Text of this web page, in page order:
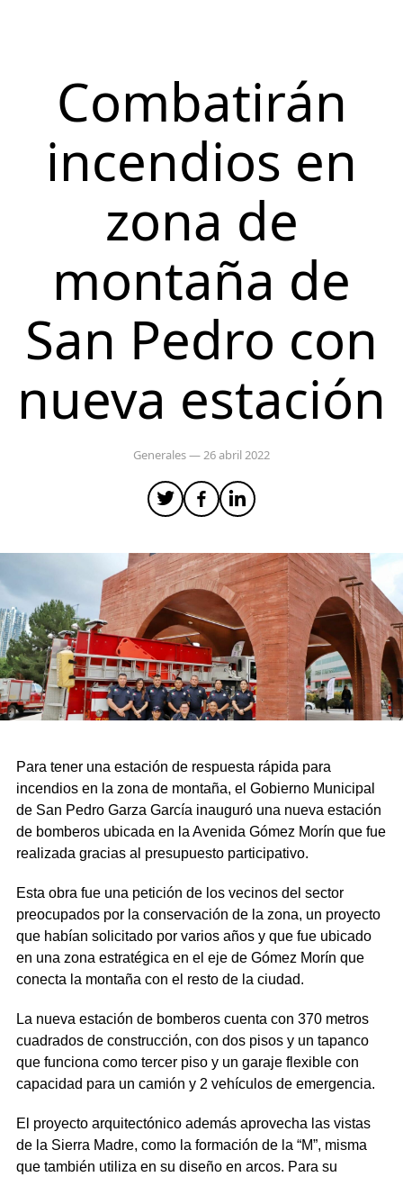
Combatirán
incendios en
zona de
montaña de
San Pedro con
nueva estación
Generales— 26 abril 2022
Para tener una estación de respuesta rápida para
incendios en la zona de montaña, el Gobierno Municipal
de San Pedro Garza García inauguró una nueva estación
de bomberos ubicada en la Avenida Gómez Morín que fue
realizada gracias al presupuesto participativo.
Esta obra fue una petición de los vecinos del sector
preocupados por la conservación de la zona, un proyecto
que habían solicitado por varios años y que fue ubicado
en una zona estratégica en el eje de Gómez Morín que
conecta la montaña con el resto de la ciudad.
La nueva estación de bomberos cuenta con 370 metros
cuadrados de construcción, con dos pisos y un tapanco
que funciona como tercer piso y un garaje flexible con
capacidad para un camión y 2 vehículos de emergencia.
El proyecto arquitectónico además aprovecha las vistas
de la Sierra Madre, como la formación de la “M”, misma
que también utiliza en su diseño en arcos. Para su